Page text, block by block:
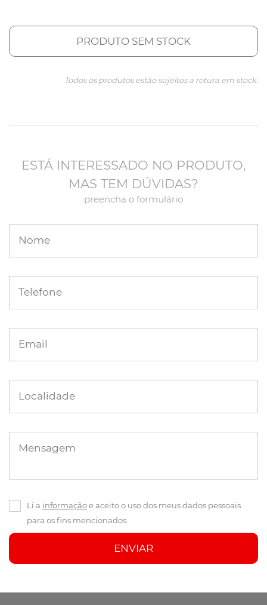
PRODUTO SEM STOCK
Todos os produtos estão sujeitos a rotura em stock.
ESTÁ INTERESSADO NO PRODUTO,
MAS TEM DÚVIDAS?
preencha o formulário
Nome
Telefone
Email
Localidade
Mensagem
Li a informaçãoe aceito o uso dos meus dados pessoais
para os fins mencionados.
ENVIAR